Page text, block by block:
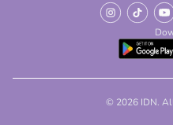
© 2026 IDN.